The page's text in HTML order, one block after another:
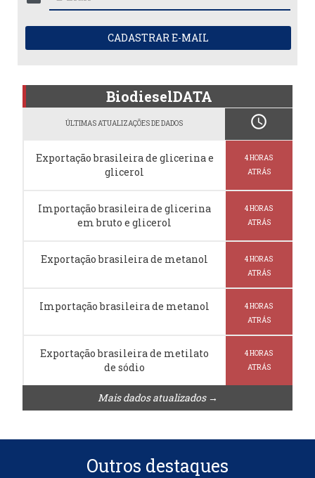
CADASTRAR E-MAIL
BiodieselDATA
ÚLTIMAS ATUALIZAÇÕES DE DADOS schedule
Exportação brasileira de glicerina e
glicerol
4 HORAS
ATRÁS
Importação brasileira de glicerina
em bruto e glicerol
4 HORAS
ATRÁS
Exportação brasileira de metanol
4 HORAS
ATRÁS
Importação brasileira de metanol
4 HORAS
ATRÁS
Exportação brasileira de metilato
de sódio
4 HORAS
ATRÁS
Mais dados atualizados →
Outros destaques